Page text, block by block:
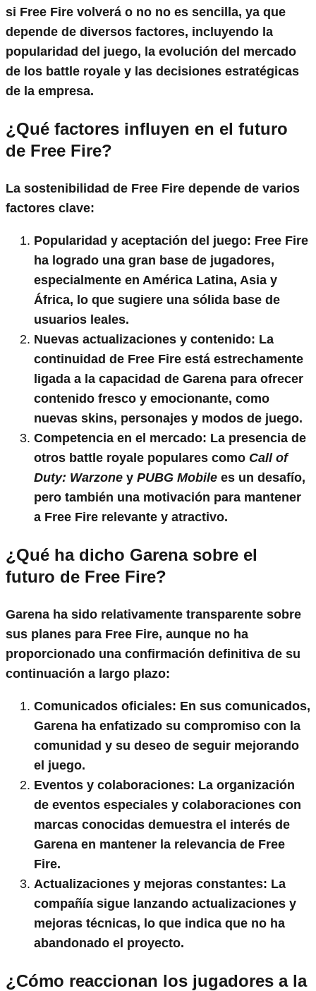
si Free Fire volverá o no no es sencilla, ya que
depende de diversos factores, incluyendo la
popularidad del juego, la evolución del mercado
de los battle royale y las decisiones estratégicas
de la empresa.
¿Qué factores influyen en el futuro
de Free Fire?
La sostenibilidad de Free Fire depende de varios
factores clave:
Popularidad y aceptación del juego: Free Fire
ha logrado una gran base de jugadores,
especialmente en América Latina, Asia y
África, lo que sugiere una sólida base de
usuarios leales.
Nuevas actualizaciones y contenido: La
continuidad de Free Fire está estrechamente
ligada a la capacidad de Garena para ofrecer
contenido fresco y emocionante, como
nuevas skins, personajes y modos de juego.
Competencia en el mercado: La presencia de
otros battle royale populares como Call of
Duty: Warzone y PUBG Mobile es un desafío,
pero también una motivación para mantener
a Free Fire relevante y atractivo.
¿Qué ha dicho Garena sobre el
futuro de Free Fire?
Garena ha sido relativamente transparente sobre
sus planes para Free Fire, aunque no ha
proporcionado una confirmación definitiva de su
continuación a largo plazo:
Comunicados oficiales: En sus comunicados,
Garena ha enfatizado su compromiso con la
comunidad y su deseo de seguir mejorando
el juego.
Eventos y colaboraciones: La organización
de eventos especiales y colaboraciones con
marcas conocidas demuestra el interés de
Garena en mantener la relevancia de Free
Fire.
Actualizaciones y mejoras constantes: La
compañía sigue lanzando actualizaciones y
mejoras técnicas, lo que indica que no ha
abandonado el proyecto.
¿Cómo reaccionan los jugadores a la